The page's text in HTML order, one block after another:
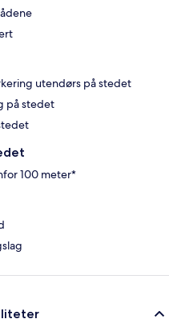
utendørs på stedet
på stedet
100 meter*